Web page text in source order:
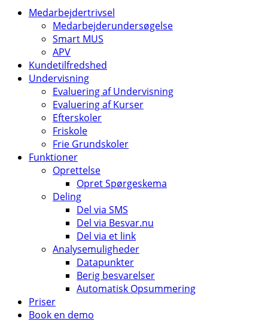
Medarbejdertrivsel
Medarbejderundersøgelse
Smart MUS
APV
Kundetilfredshed
Undervisning
Evaluering af Undervisning
Evaluering af Kurser
Efterskoler
Friskole
Frie Grundskoler
Funktioner
Oprettelse
Opret Spørgeskema
Deling
Del via SMS
Del via Besvar.nu
Del via et link
Analysemuligheder
Datapunkter
Berig besvarelser
Automatisk Opsummering
Priser
Book en demo